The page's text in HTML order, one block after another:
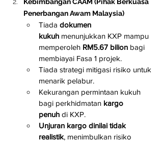
Kebimbangan CAAM (Pihak Berkuasa
Penerbangan Awam Malaysia)
Tiada dokumen
kukuh menunjukkan KXP mampu
memperoleh RM5.67 bilion bagi
membiayai Fasa 1 projek.
Tiada strategi mitigasi risiko untuk
menarik pelabur.
Kekurangan permintaan kukuh
bagi perkhidmatan kargo
penuh di KXP.
Unjuran kargo dinilai tidak
realistik, menimbulkan risiko